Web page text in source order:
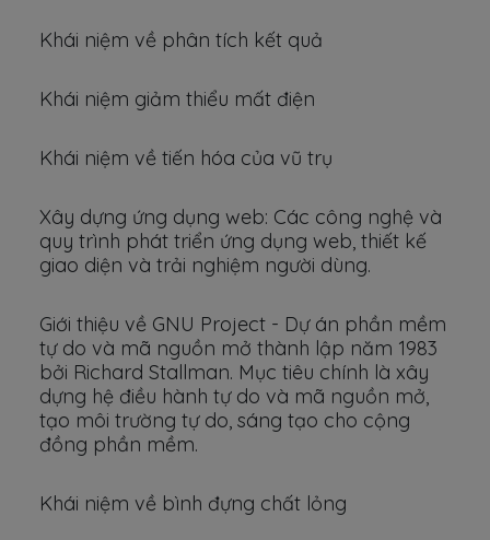
Khái niệm về phân tích kết quả
Khái niệm giảm thiểu mất điện
Khái niệm về tiến hóa của vũ trụ
Xây dựng ứng dụng web: Các công nghệ và
quy trình phát triển ứng dụng web, thiết kế
giao diện và trải nghiệm người dùng.
Giới thiệu về GNU Project - Dự án phần mềm
tự do và mã nguồn mở thành lập năm 1983
bởi Richard Stallman. Mục tiêu chính là xây
dựng hệ điều hành tự do và mã nguồn mở,
tạo môi trường tự do, sáng tạo cho cộng
đồng phần mềm.
Khái niệm về bình đựng chất lỏng